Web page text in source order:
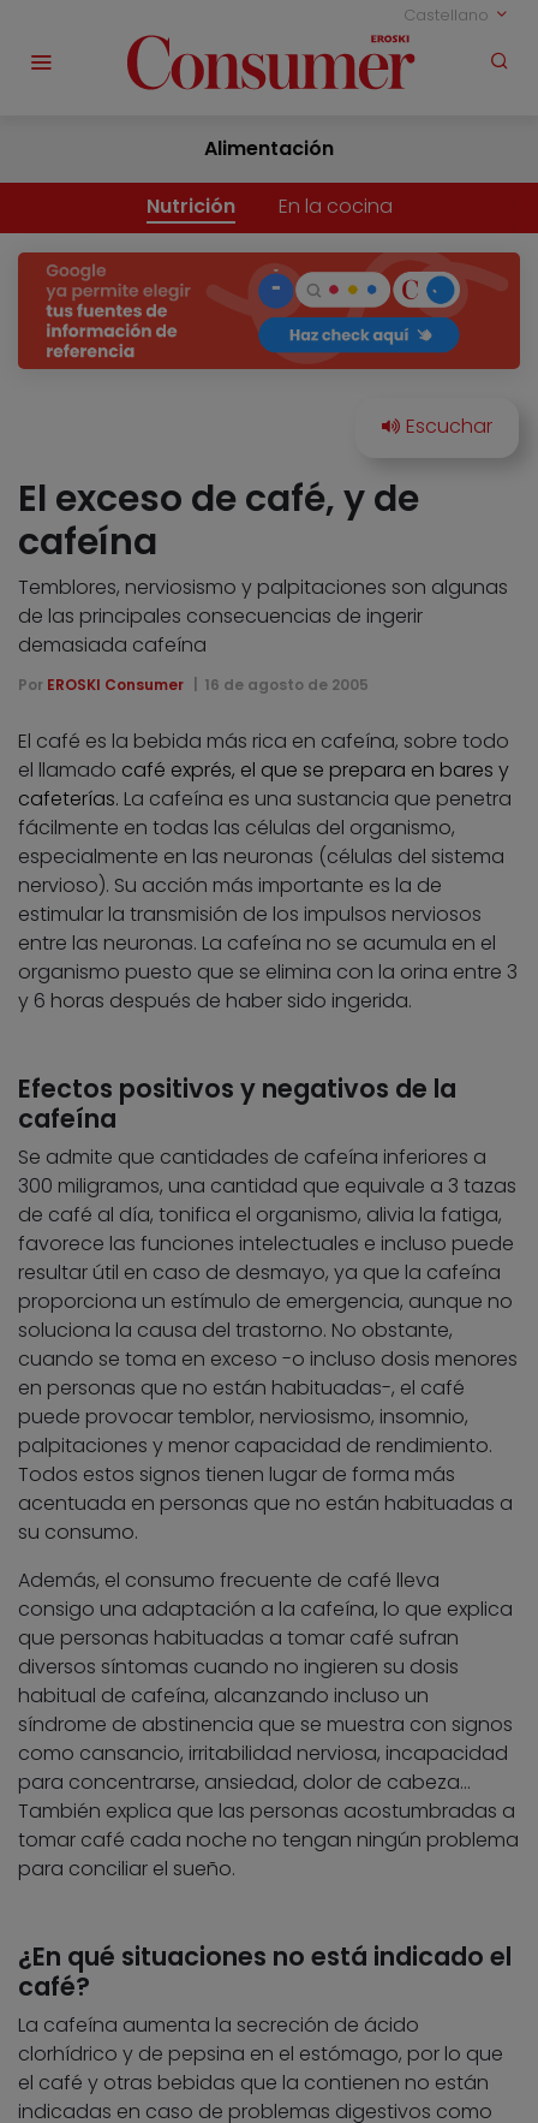
Castellano
Alimentación
Nutrición En la cocina
El exceso de café, y de
cafeína
Temblores, nerviosismo y palpitaciones son algunas
de las principales consecuencias de ingerir
demasiada cafeína
Por EROSKI Consumer 16 de agosto de 2005
El café es la bebida más rica en cafeína, sobre todo
el llamado café exprés, el que se prepara en bares y
cafeterías. La cafeína es una sustancia que penetra
fácilmente en todas las células del organismo,
especialmente en las neuronas (células del sistema
nervioso). Su acción más importante es la de
estimular la transmisión de los impulsos nerviosos
entre las neuronas. La cafeína no se acumula en el
organismo puesto que se elimina con la orina entre 3
y 6 horas después de haber sido ingerida.
Efectos positivos y negativos de la
cafeína
Se admite que cantidades de cafeína inferiores a
300 miligramos, una cantidad que equivale a 3 tazas
de café al día, tonifica el organismo, alivia la fatiga,
favorece las funciones intelectuales e incluso puede
resultar útil en caso de desmayo, ya que la cafeína
proporciona un estímulo de emergencia, aunque no
soluciona la causa del trastorno. No obstante,
cuando se toma en exceso -o incluso dosis menores
en personas que no están habituadas-, el café
puede provocar temblor, nerviosismo, insomnio,
palpitaciones y menor capacidad de rendimiento.
Todos estos signos tienen lugar de forma más
acentuada en personas que no están habituadas a
su consumo.
Además, el consumo frecuente de café lleva
consigo una adaptación a la cafeína, lo que explica
que personas habituadas a tomar café sufran
diversos síntomas cuando no ingieren su dosis
habitual de cafeína, alcanzando incluso un
síndrome de abstinencia que se muestra con signos
como cansancio, irritabilidad nerviosa, incapacidad
para concentrarse, ansiedad, dolor de cabeza…
También explica que las personas acostumbradas a
tomar café cada noche no tengan ningún problema
para conciliar el sueño.
¿En qué situaciones no está indicado el
café?
La cafeína aumenta la secreción de ácido
clorhídrico y de pepsina en el estómago, por lo que
el café y otras bebidas que la contienen no están
indicadas en caso de problemas digestivos como